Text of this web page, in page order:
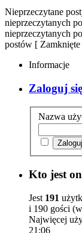
Nieprzeczytane
nieprzeczytanych
nieprzeczytanych
postów [
Informacje
Zaloguj się
Nazwa
Kto jest
Jest 191
i 190 gości
Najwięcej
21:06